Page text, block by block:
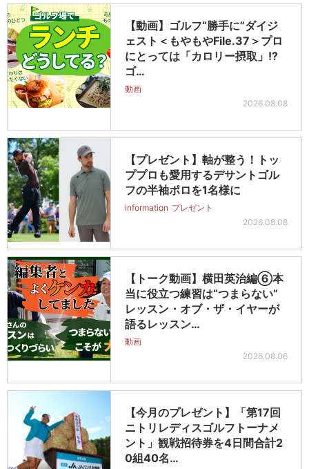
【動画】ゴルフ“勝手に”ダイジ
ェスト＜もやもやFile.37＞プロ
にとっては「カロリー摂取」!?
ゴ…
動画
2026.08.08
【プレゼント】軸が整う！トッ
ププロも愛用するデサントゴル
フの半袖ポロを1名様に
information プレゼント
2026.08.08
【トーク動画】横田英治編⑥本
当に役立つ練習は“つまらない”
レッスン・オブ・ザ・イヤーが
語るレッスン…
動画
2026.08.06
【今月のプレゼント】「第17回
ニトリレディスゴルフトーナメ
ント」観戦招待券を4日間合計2
0組40名…